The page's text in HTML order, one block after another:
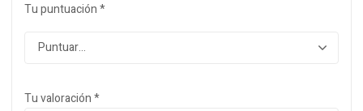
Tu puntuación*
Tu valoración*